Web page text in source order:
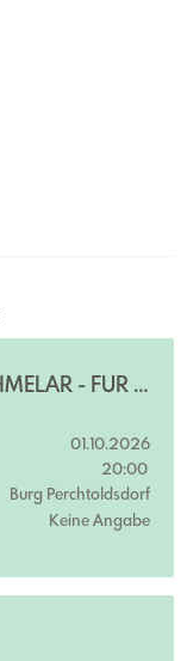
JOESI PROKOPETZ & DIETER CHMELAR - FÜR UND ZWIDER
01.10.2026
20:00
Burg Perchtoldsdorf
Keine Angabe